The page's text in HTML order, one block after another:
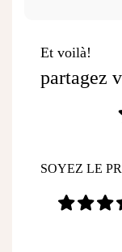
Et voilà!
partagez
SOYEZ LE